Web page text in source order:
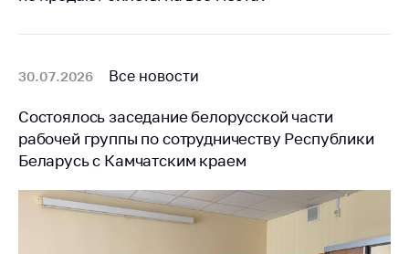
Обучение по
антимонопольного
регулирования и
конкурентной
30.07.2026 Все новости
Состоялось заседание белорусской части
рабочей группы по сотрудничеству Республики
Беларусь с Камчатским краем